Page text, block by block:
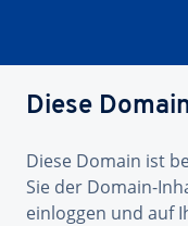
Diese
Diese Domain ist
Sie der Domain-
einloggen und auf